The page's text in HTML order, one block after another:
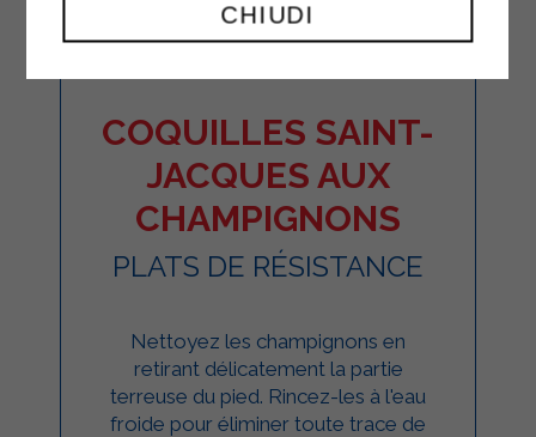
COQUILLES SAINT-
JACQUES AUX
CHAMPIGNONS
PLATS DE RÉSISTANCE
Nettoyez les champignons en
retirant délicatement la partie
terreuse du pied. Rincez-les à l'eau
froide pour éliminer toute trace de
CHIUDI